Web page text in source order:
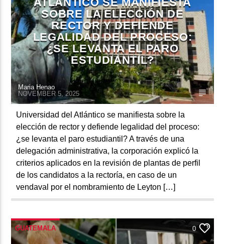
SOBRE LA ELECCIÓN DE
RECTOR Y DEFIENDE
LEGALIDAD DEL PROCESO:
¿SE LEVANTA EL PARO
ESTUDIANTIL?
Maria Henao
NOVEMBER 5, 2025
Universidad del Atlántico se manifiesta sobre la
elección de rector y defiende legalidad del proceso:
¿se levanta el paro estudiantil? A través de una
delegación administrativa, la corporación explicó la
criterios aplicados en la revisión de plantas de perfil
de los candidatos a la rectoría, en caso de un
vendaval por el nombramiento de Leyton […]
GUATEMALA 0